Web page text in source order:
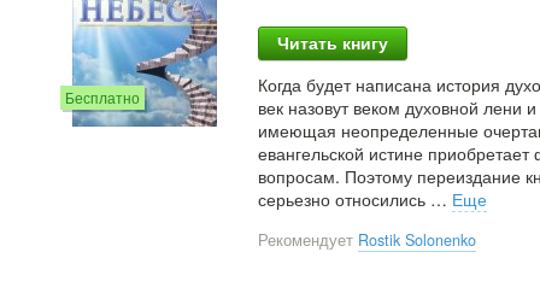
Бесплатно
Читать книгу
Когда будет написана история
век назовут веком духовной лени
имеющая неопределенные
евангельской истине
вопросам. Поэтому переиздание
серьезно относились … Еще
Рекомендует Rostik Solonenko